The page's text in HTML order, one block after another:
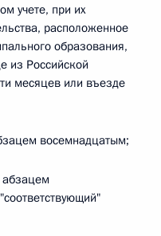
учете, при их
расположенное
образования,
из Российской
месяцев или въезде
восемнадцатым;
абзацем